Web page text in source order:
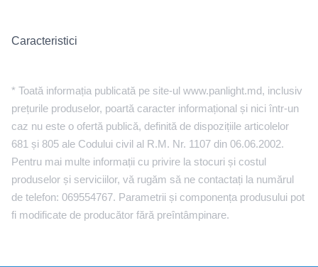
Caracteristici
* Toată informația publicată pe site-ul www.panlight.md, inclusiv
prețurile produselor, poartă caracter informațional și nici într-un
caz nu este o ofertă publică, definită de dispozițiile articolelor
681 și 805 ale Codului civil al R.M. Nr. 1107 din 06.06.2002.
Pentru mai multe informații cu privire la stocuri și costul
produselor și serviciilor, vă rugăm să ne contactați la numărul
de telefon: 069554767. Parametrii și componența produsului pot
fi modificate de producător fără preîntâmpinare.